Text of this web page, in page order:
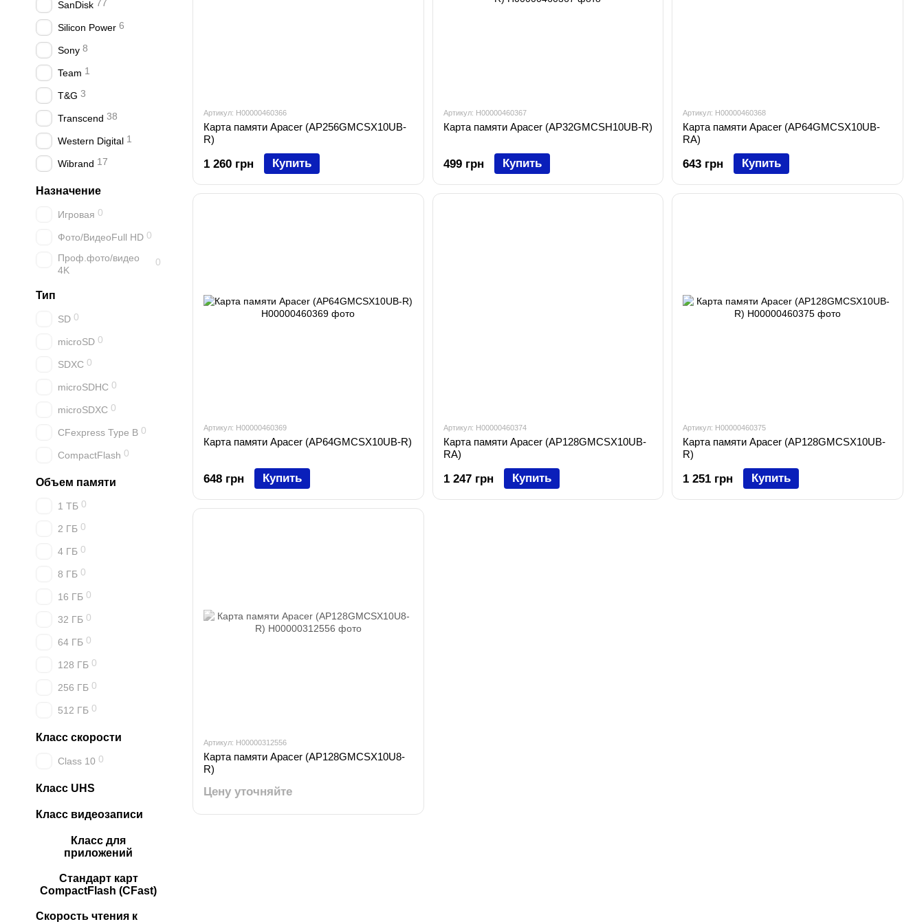
Артикул: H00000460366
Карта памяти Apacer (AP256GMCSX10UB-
R)
1 260 грн Купить
Артикул: H00000460367
Карта памяти Apacer (AP32GMCSH10UB-R)
499 грн Купить
Артикул: H00000460368
Карта памяти Apacer (AP64GMCSX10UB-
RA)
643 грн Купить
Артикул: H00000460369
Карта памяти Apacer (AP64GMCSX10UB-R)
648 грн Купить
Артикул: H00000460374
Карта памяти Apacer (AP128GMCSX10UB-
RA)
1 247 грн Купить
Артикул: H00000460375
Карта памяти Apacer (AP128GMCSX10UB-
R)
1 251 грн Купить
Артикул: H00000312556
Карта памяти Apacer (AP128GMCSX10U8-
R)
Цену уточняйте
SanDisk 77
Silicon Power 6
Sony 8
Team 1
T&G 3
Transcend 38
Western Digital 1
Wibrand 17
Назначение
Игровая 0
Фото/ВидеоFull HD 0
Проф.фото/видео
4K
0
Тип
SD 0
microSD 0
SDXC 0
microSDHC 0
microSDXC 0
CFexpress Type B 0
CompactFlash 0
Объем памяти
1 ТБ 0
2 ГБ 0
4 ГБ 0
8 ГБ 0
16 ГБ 0
32 ГБ 0
64 ГБ 0
128 ГБ 0
256 ГБ 0
512 ГБ 0
Класс скорости
Class 10 0
Класс UHS
Класс видеозаписи
Класс для
приложений
Стандарт карт
CompactFlash (CFast)
Скорость чтения к